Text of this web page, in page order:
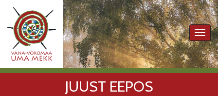
JUUST EEPOS